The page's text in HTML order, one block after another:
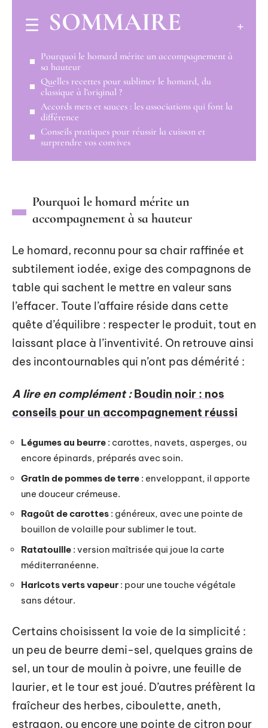
SOMMAIRE
Pourquoi le homard mérite un accompagnement à
sa hauteur
Quelles recettes pour sublimer le homard, du
classique à l’original ?
Accords mets et sauces : les associations qui font la
différence
Conseils pratiques pour réussir la cuisson et
surprendre vos convives
Pourquoi le homard mérite un
accompagnement à sa hauteur
Le homard, reconnu pour sa chair raffinée et
subtilement iodée, exige des compagnons de
table qui sachent le mettre en valeur sans
l’effacer. Toute l’affaire réside dans cette
quête d’équilibre : respecter le produit, tout en
laissant place à l’inventivité. On retrouve ainsi
des incontournables qui n’ont pas démérité :
A lire en complément : Boudin noir : nos
conseils pour un accompagnement réussi
Légumes au beurre : carottes, navets, asperges, ou
encore épinards, préparés avec soin.
Gratin de pommes de terre : enveloppant, il apporte
une douceur crémeuse.
Ragoût de carottes : généreux, avec une pointe de
bouillon de volaille pour sublimer le tout.
Ratatouille : version maîtrisée qui joue la carte
méditerranéenne.
Haricots verts vapeur : pour une touche végétale
sans détour.
Certains choisissent la voie de la simplicité :
un peu de beurre demi-sel, quelques grains de
sel, un tour de moulin à poivre, une feuille de
laurier, et le tour est joué. D’autres préfèrent la
fraîcheur des herbes, ciboulette, aneth,
estragon, ou encore une pointe de citron pour